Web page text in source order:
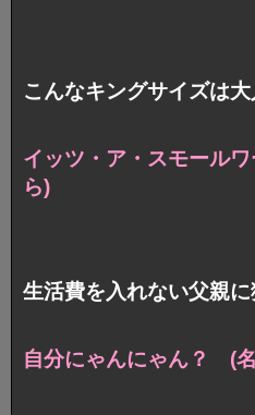
こんなキングサイズは
イッツ・ア・スモール
ら)
生活費を入れない父親
自分にゃんにゃん？ (